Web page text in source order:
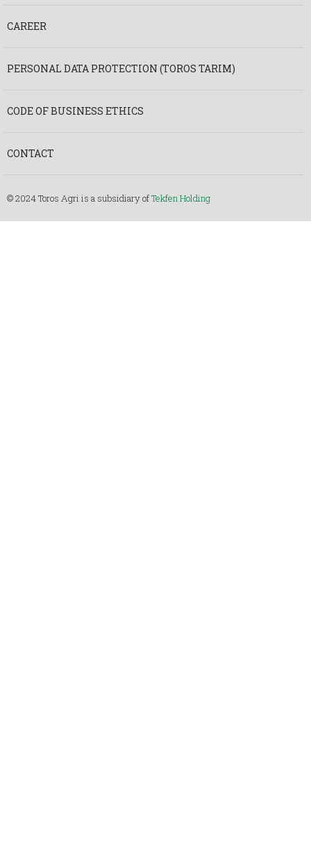
CAREER
PERSONAL DATA PROTECTION (TOROS TARIM)
CODE OF BUSINESS ETHICS
CONTACT
© 2024 Toros Agri is a subsidiary ofTekfen Holding